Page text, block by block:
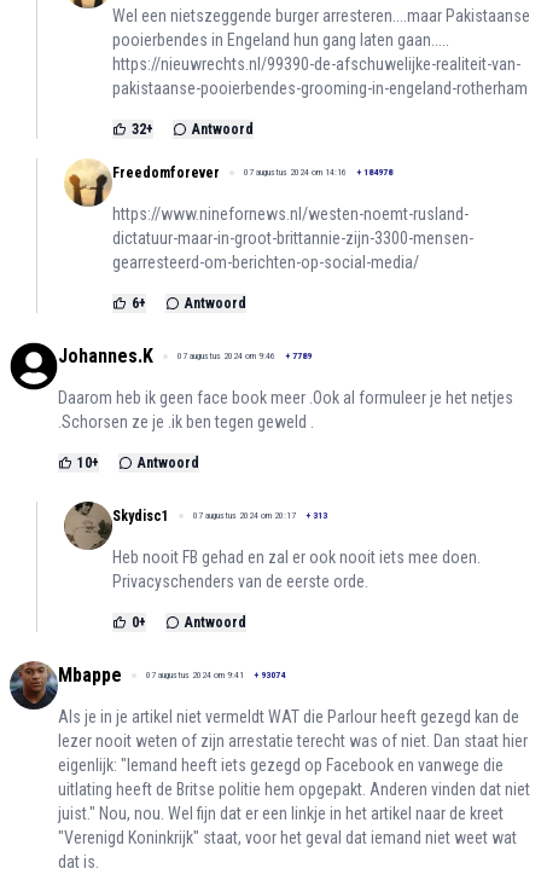
Wel een nietszeggende burger arresteren....maar Pakistaanse
pooierbendes in Engeland hun gang laten gaan.....
https://nieuwrechts.nl/99390-de-afschuwelijke-realiteit-van-
pakistaanse-pooierbendes-grooming-in-engeland-rotherham
32+ Antwoord
Freedomforever 07 augustus 2024 om 14:16 + 184978
https://www.ninefornews.nl/westen-noemt-rusland-
dictatuur-maar-in-groot-brittannie-zijn-3300-mensen-
gearresteerd-om-berichten-op-social-media/
6+ Antwoord
Johannes.K 07 augustus 2024 om 9:46 + 7789
Daarom heb ik geen face book meer .Ook al formuleer je het netjes
.Schorsen ze je .ik ben tegen geweld .
10+ Antwoord
Skydisc1 07 augustus 2024 om 20:17 + 313
Heb nooit FB gehad en zal er ook nooit iets mee doen.
Privacyschenders van de eerste orde.
0+ Antwoord
Mbappe 07 augustus 2024 om 9:41 + 93074
Als je in je artikel niet vermeldt WAT die Parlour heeft gezegd kan de
lezer nooit weten of zijn arrestatie terecht was of niet. Dan staat hier
eigenlijk: "Iemand heeft iets gezegd op Facebook en vanwege die
uitlating heeft de Britse politie hem opgepakt. Anderen vinden dat niet
juist." Nou, nou. Wel fijn dat er een linkje in het artikel naar de kreet
"Verenigd Koninkrijk" staat, voor het geval dat iemand niet weet wat
dat is.